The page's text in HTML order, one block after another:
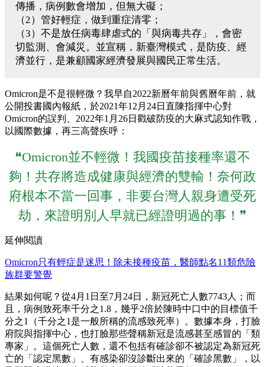
傳播，病例數會增加，但無大礙；
（2）管好輕症，做到重症清零；
（3）不是放任病毒肆虐式的「與病毒共存」，會密
切監測、會減災。並宣稱，新臺灣模式，是防疫、經
濟並行，是兼顧國家經濟發展與國民正常生活。
Omicron是不是很輕微？我早自2022新曆年前與舊曆年前，就
公開投書國內報紙，於2021年12月24日直陳指揮中心對
Omicron的誤判、2022年1月26日戳破防疫的大麻式認知作戰，
以國際數據，再三高聲疾呼：
❝Omicron並不輕微！我國疫苗接種率還不
夠！共存將造成健康與經濟的雙輸！奈何政
府根本不當一回事，非要台灣人親身遭受死
劫，來證明別人早就已經證明過的事！❞
延伸閱讀
Omicron只有輕症是迷思！除未接種疫苗，醫師點名11類危險
族群要警覺
結果如何呢？從4月1日至7月24日，新冠死亡人數7743人；而
且，病例致死率千分之1.8，幾乎2倍於陳時中口中的目標值千
分之1（千分之1是一般所稱的流感致死率）。數據本身，打臉
府院與指揮中心，也打臉那些聲稱新冠是流感甚至感冒的「類
專家」。這個死亡人數，還不包括有確診卻不被認定為新冠死
亡的「認定黑數」、有感染卻沒診斷出來的「確診黑數」，以